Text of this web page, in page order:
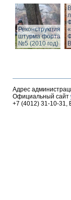
Реконструкция
штурма форта
№5 (2010 год)
Адрес
Официальный сайт
+7 (4012) 31-10-31,